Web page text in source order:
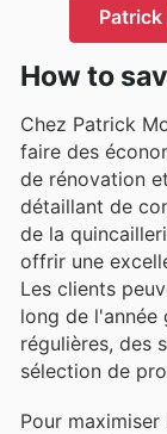
How to
Chez Patrick
faire des
de rénovation
détaillant de
de la
offrir une
Les clients
long de
régulières, des
sélection de
Pour